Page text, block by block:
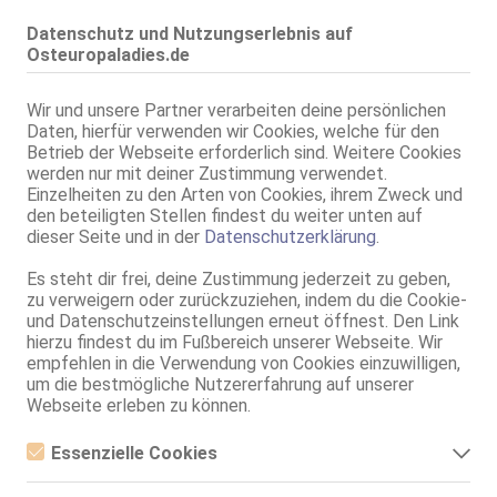
Datenschutz und Nutzungserlebnis auf
Osteuropaladies.de
Wir und unsere Partner verarbeiten deine persönlichen
Daten, hierfür verwenden wir Cookies, welche für den
Betrieb der Webseite erforderlich sind. Weitere Cookies
werden nur mit deiner Zustimmung verwendet.
Einzelheiten zu den Arten von Cookies, ihrem Zweck und
den beteiligten Stellen findest du weiter unten auf
dieser Seite und in der Datenschutzerklärung.
Es steht dir frei, deine Zustimmung jederzeit zu geben,
zu verweigern oder zurückzuziehen, indem du die Cookie-
und Datenschutzeinstellungen erneut öffnest. Den Link
hierzu findest du im Fußbereich unserer Webseite. Wir
empfehlen in die Verwendung von Cookies einzuwilligen,
um die bestmögliche Nutzererfahrung auf unserer
Webseite erleben zu können.
Essenzielle Cookies
Essenzielle Cookies sind alle notwendigen Cookies, die für den
ZK, 69, GF6, DT, NSa, Franz b. Ihr, BV
Eisenach
Bahnhofstr. 50
Maya
69, GF6, Schmu., Kuscheln, Körperküs., Strip, VE
Live Sex Cam
Nelly_Miller
weibl., 23 Jahre, C, mittel, 1,60m - 1,70m, 56-60kg, europäisch
Englisch
Erfurt
Sonya 1. Mal da
Erfurt